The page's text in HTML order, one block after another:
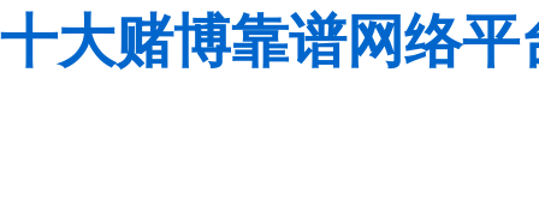
十大赌博靠谱网络平